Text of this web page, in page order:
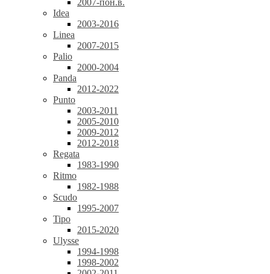
2007-пон.в.
Idea
2003-2016
Linea
2007-2015
Palio
2000-2004
Panda
2012-2022
Punto
2003-2011
2005-2010
2009-2012
2012-2018
Regata
1983-1990
Ritmo
1982-1988
Scudo
1995-2007
Tipo
2015-2020
Ulysse
1994-1998
1998-2002